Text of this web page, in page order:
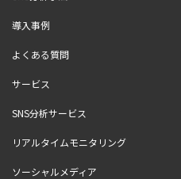
導入事例
よくある質問
サービス
SNS分析サービス
リアルタイムモニタリング
ソーシャルメディア